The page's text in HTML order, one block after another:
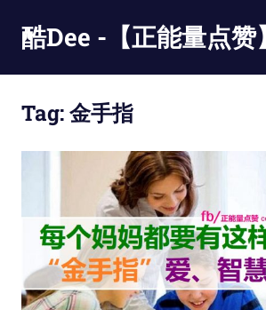
content
酷Dee -【正能量点赞】
最
Tag:金手指